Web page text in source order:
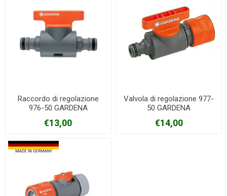
Raccordo di regolazione
976-50 GARDENA
€13,00
Valvola di regolazione 977-
50 GARDENA
€14,00